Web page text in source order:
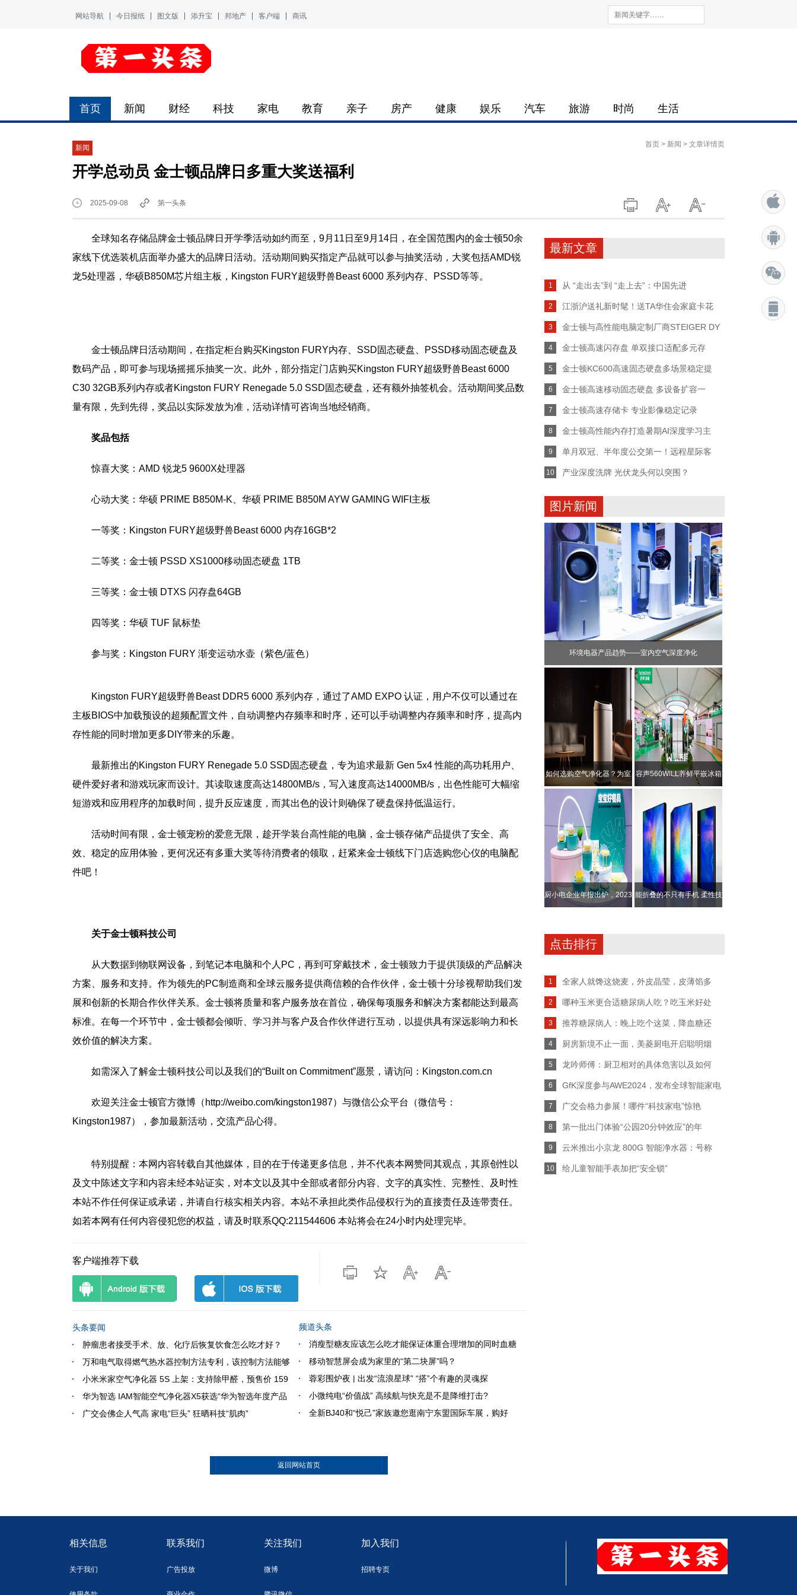
网站导航 今日报纸 图文版 添升宝 邦地产 客户端 商讯
首页 新闻 财经 科技 家电 教育 亲子 房产 健康 娱乐 汽车 旅游 时尚 生活
新闻 首页 > 新闻 > 文章详情页
开学总动员 金士顿品牌日多重大奖送福利
2025-09-08 第一头条
全球知名存储品牌金士顿品牌日开学季活动如约而至，9月11日至9月14日，在全国范围内的金士顿50余
家线下优选装机店面举办盛大的品牌日活动。活动期间购买指定产品就可以参与抽奖活动，大奖包括AMD锐
龙5处理器，华硕B850M芯片组主板，Kingston FURY超级野兽Beast 6000 系列内存、PSSD等等。
金士顿品牌日活动期间，在指定柜台购买Kingston FURY内存、SSD固态硬盘、PSSD移动固态硬盘及
数码产品，即可参与现场摇摇乐抽奖一次。此外，部分指定门店购买Kingston FURY超级野兽Beast 6000
C30 32GB系列内存或者Kingston FURY Renegade 5.0 SSD固态硬盘，还有额外抽签机会。活动期间奖品数
量有限，先到先得，奖品以实际发放为准，活动详情可咨询当地经销商。
奖品包括
惊喜大奖：AMD 锐龙5 9600X处理器
心动大奖：华硕 PRIME B850M-K、华硕 PRIME B850M AYW GAMING WIFI主板
一等奖：Kingston FURY超级野兽Beast 6000 内存16GB*2
二等奖：金士顿 PSSD XS1000移动固态硬盘 1TB
三等奖：金士顿 DTXS 闪存盘64GB
四等奖：华硕 TUF 鼠标垫
参与奖：Kingston FURY 渐变运动水壶（紫色/蓝色）
Kingston FURY超级野兽Beast DDR5 6000 系列内存，通过了AMD EXPO 认证，用户不仅可以通过在
主板BIOS中加载预设的超频配置文件，自动调整内存频率和时序，还可以手动调整内存频率和时序，提高内
存性能的同时增加更多DIY带来的乐趣。
最新推出的Kingston FURY Renegade 5.0 SSD固态硬盘，专为追求最新 Gen 5x4 性能的高功耗用户、
硬件爱好者和游戏玩家而设计。其读取速度高达14800MB/s，写入速度高达14000MB/s，出色性能可大幅缩
短游戏和应用程序的加载时间，提升反应速度，而其出色的设计则确保了硬盘保持低温运行。
活动时间有限，金士顿宠粉的爱意无限，趁开学装台高性能的电脑，金士顿存储产品提供了安全、高
效、稳定的应用体验，更何况还有多重大奖等待消费者的领取，赶紧来金士顿线下门店选购您心仪的电脑配
件吧！
关于金士顿科技公司
从大数据到物联网设备，到笔记本电脑和个人PC，再到可穿戴技术，金士顿致力于提供顶级的产品解决
方案、服务和支持。作为领先的PC制造商和全球云服务提供商信赖的合作伙伴，金士顿十分珍视帮助我们发
展和创新的长期合作伙伴关系。金士顿将质量和客户服务放在首位，确保每项服务和解决方案都能达到最高
标准。在每一个环节中，金士顿都会倾听、学习并与客户及合作伙伴进行互动，以提供具有深远影响力和长
效价值的解决方案。
如需深入了解金士顿科技公司以及我们的“Built on Commitment”愿景，请访问：Kingston.com.cn
欢迎关注金士顿官方微博（http://weibo.com/kingston1987）与微信公众平台（微信号：
Kingston1987），参加最新活动，交流产品心得。
特别提醒： 本网内容转载自其他媒体，目的在于传递更多信息，并不代表本网赞同其观点，其原创性以
及文中陈述文字和内容未经本站证实，对本文以及其中全部或者部分内容、文字的真实性、完整性、及时性
本站不作任何保证或承诺，并请自行核实相关内容。本站不承担此类作品侵权行为的直接责任及连带责任。
如若本网有任何内容侵犯您的权益，请及时联系QQ:211544606 本站将会在24小时内处理完毕。
客户端推荐下载
头条要闻
肿瘤患者接受手术、放、化疗后恢复饮食怎么吃才好？
万和电气取得燃气热水器控制方法专利，该控制方法能够
小米米家空气净化器 5S 上架：支持除甲醛，预售价 159
华为智选 IAM智能空气净化器X5获选“华为智选年度产品
广交会佛企人气高 家电“巨头” 狂晒科技“肌肉”
频道头条
消瘦型糖友应该怎么吃才能保证体重合理增加的同时血糖
移动智慧屏会成为家里的“第二块屏”吗？
蓉彩围炉夜 | 出发“流浪星球” “搭”个有趣的灵魂探
小微纯电“价值战” 高续航与快充是不是降维打击?
全新BJ40和“悦己”家族邀您逛南宁东盟国际车展，购好
返回网站首页
最新文章
1 从 “走出去”到 “走上去”：中国先进
2 江浙沪送礼新时髦！送TA华住会家庭卡花
3 金士顿与高性能电脑定制厂商STEIGER DY
4 金士顿高速闪存盘 单双接口适配多元存
5 金士顿KC600高速固态硬盘多场景稳定提
6 金士顿高速移动固态硬盘 多设备扩容一
7 金士顿高速存储卡 专业影像稳定记录
8 金士顿高性能内存打造暑期AI深度学习主
9 单月双冠、半年度公交第一！远程星际客
10 产业深度洗牌 光伏龙头何以突围？
图片新闻
环境电器产品趋势——室内空气深度净化
如何选购空气净化器？为室
内空气保驾护
厨小电企业年报出炉，2023
容声560WILL养鲜平嵌冰箱
能折叠的不只有手机 柔性技
点击排行
1 全家人就馋这烧麦，外皮晶莹，皮薄馅多
2 哪种玉米更合适糖尿病人吃？吃玉米好处
3 推荐糖尿病人：晚上吃个这菜，降血糖还
4 厨房新境不止一面，美菱厨电开启聪明烟
5 龙吟师傅：厨卫相对的具体危害以及如何
6 GfK深度参与AWE2024，发布全球智能家电
7 广交会格力参展！哪件“科技家电”惊艳
8 第一批出门体验“公园20分钟效应”的年
9 云米推出小京龙 800G 智能净水器：号称
10 给儿童智能手表加把“安全锁”
相关信息
关于我们
联系我们
广告投放
关注我们
微博
加入我们
招聘专页